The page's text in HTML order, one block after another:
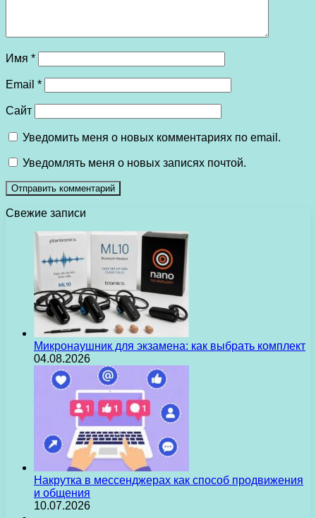
Имя *
Email *
Сайт
Уведомить меня о новых комментариях по email.
Уведомлять меня о новых записях почтой.
Свежие записи
Микронаушник для экзамена: как выбрать комплект
04.08.2026
Накрутка в мессенджерах как способ продвижения
и общения
10.07.2026